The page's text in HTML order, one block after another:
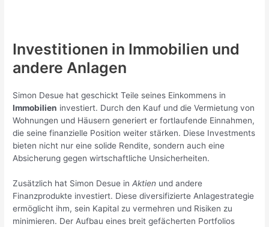
Investitionen in Immobilien und
andere Anlagen
Simon Desue hat geschickt Teile seines Einkommens in
Immobilien investiert. Durch den Kauf und die Vermietung von
Wohnungen und Häusern generiert er fortlaufende Einnahmen,
die seine finanzielle Position weiter stärken. Diese Investments
bieten nicht nur eine solide Rendite, sondern auch eine
Absicherung gegen wirtschaftliche Unsicherheiten.
Zusätzlich hat Simon Desue inAktien und andere
Finanzprodukte investiert. Diese diversifizierte Anlagestrategie
ermöglicht ihm, sein Kapital zu vermehren und Risiken zu
minimieren. Der Aufbau eines breit gefächerten Portfolios